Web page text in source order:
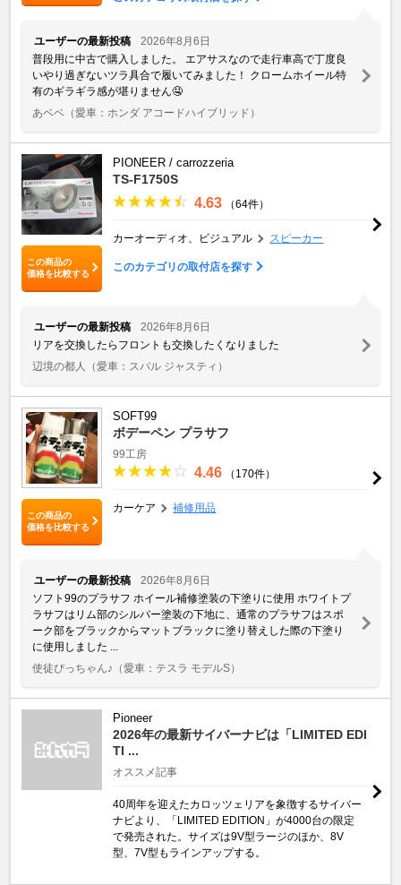
ユーザーの最新投稿
2026年8月6日
普段用に中古で購入しました。 エアサスなので走行車高で丁度良
いやり過ぎないツラ具合で履いてみました！ クロームホイール特
有のギラギラ感が堪りません🤤
あベベ （愛車：ホンダ アコードハイブリッド）
この商品の
価格を比較する
PIONEER / carrozzeria
TS-F1750S
4.63 （64件）
カーオーディオ、ビジュアル スピーカー
このカテゴリの取付店を探す
ユーザーの最新投稿
2026年8月6日
リアを交換したらフロントも交換したくなりました
辺境の都人
（愛車：スバル ジャスティ）
この商品の
価格を比較する
SOFT99
ボデーペン プラサフ
99工房
4.46 （170件）
カーケア 補修用品
ユーザーの最新投稿
2026年8月6日
ソフト99のプラサフ ホイール補修塗装の下塗りに使用 ホワイトプ
ラサフはリム部のシルバー塗装の下地に、通常のプラサフはスポ
ーク部をブラックからマットブラックに塗り替えした際の下塗り
に使用しました ...
使徒ぴっちゃん♪ （愛車：テスラ モデルS）
Pioneer
2026年の最新サイバーナビは「LIMITED EDI
TI ...
オススメ記事
40周年を迎えたカロッツェリアを象徴するサイバー
ナビより、「LIMITED EDITION」が4000台の限定
で発売された。サイズは9V型ラージのほか、8V
型、7V型もラインアップする。